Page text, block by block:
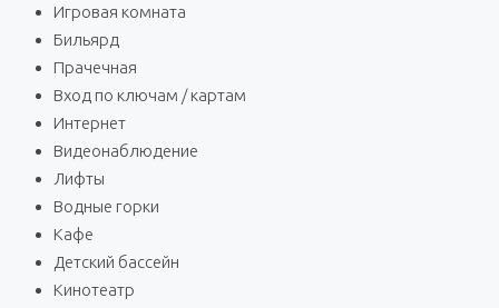
Игровая комната
Бильярд
Прачечная
Вход по ключам / картам
Интернет
Видеонаблюдение
Лифты
Водные горки
Кафе
Детский бассейн
Кинотеатр